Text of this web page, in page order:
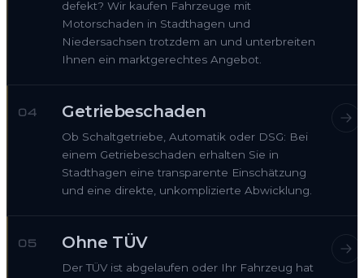
defekt? Wir kaufen Fahrzeuge mit
Motorschaden in Stadthagen und
Niedersachsen trotzdem an und unterbreiten
Ihnen ein marktgerechtes Angebot.
04 Getriebeschaden
Ob Schaltgetriebe, Automatik oder DSG: Bei
einem Getriebeschaden erhalten Sie in
Stadthagen eine transparente Einschätzung
und eine direkte, unkomplizierte Abwicklung.
05 Ohne TÜV
Der TÜV ist abgelaufen oder Ihr Fahrzeug hat